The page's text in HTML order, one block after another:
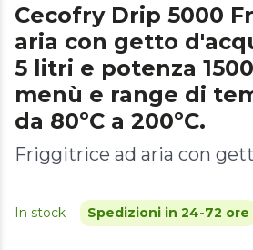
Cecofry Drip 5000
aria con getto
5 litri e potenza
menù e range di
da 80ºC a 200ºC.
Friggitrice ad aria con
In stock Spedizioni in 24-72 ore